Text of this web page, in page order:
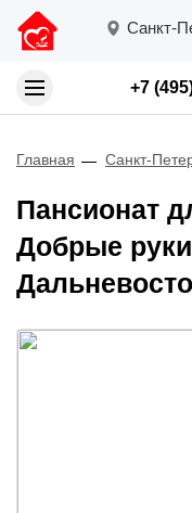
Санкт-
+7
Главная Санкт-
Пансионат
Добрые